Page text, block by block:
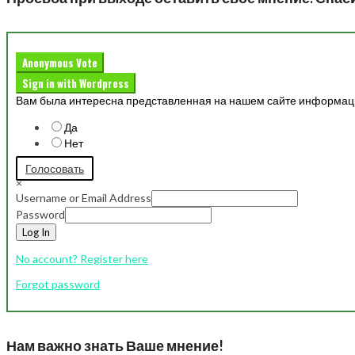
Anonymous Vote
Sign in with Wordpress
Вам была интересна представленная на нашем сайте
Да
Нет
Голосовать
×
Username or Email Address
Password
Log In
No account? Register here
Forgot password
Нам важно знать Ваше мнение!